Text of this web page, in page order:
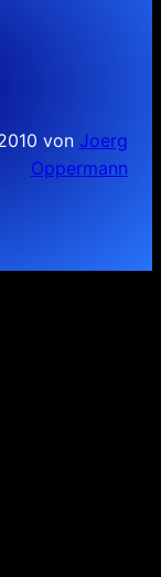
von Joerg
Oppermann